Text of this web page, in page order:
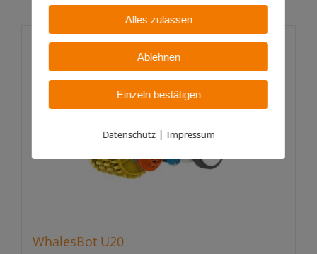
WhalesBot U20
Alles zulassen
Ablehnen
Einzeln bestätigen
Datenschutz| Impressum